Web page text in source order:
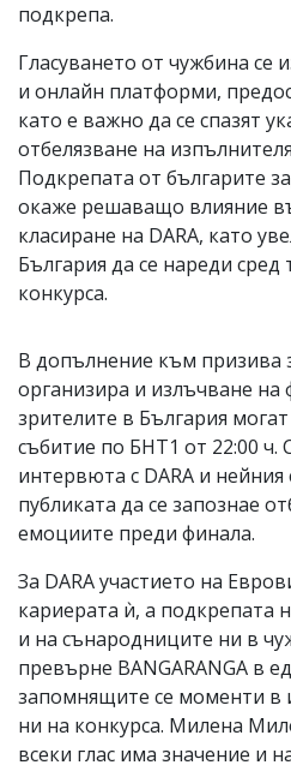
подкрепа.
Гласуването от чужбина се
и онлайн платформи,
като е важно да се спазят
отбелязване на
Подкрепата от българите
окаже решаващо влияние
класиране на DARA, като
България да се нареди сред
конкурса.
В допълнение към призива
организира и излъчване
зрителите в България
събитие по БНТ1 от 22:00
интервюта с DARA и
публиката да се запознае
емоциите преди финала.
За DARA участието на
кариерата ѝ, а подкрепата
и на сънародниците ни в
превърне BANGARANGA в
запомнящите се моменти в
ни на конкурса. Милена
всеки глас има значение и